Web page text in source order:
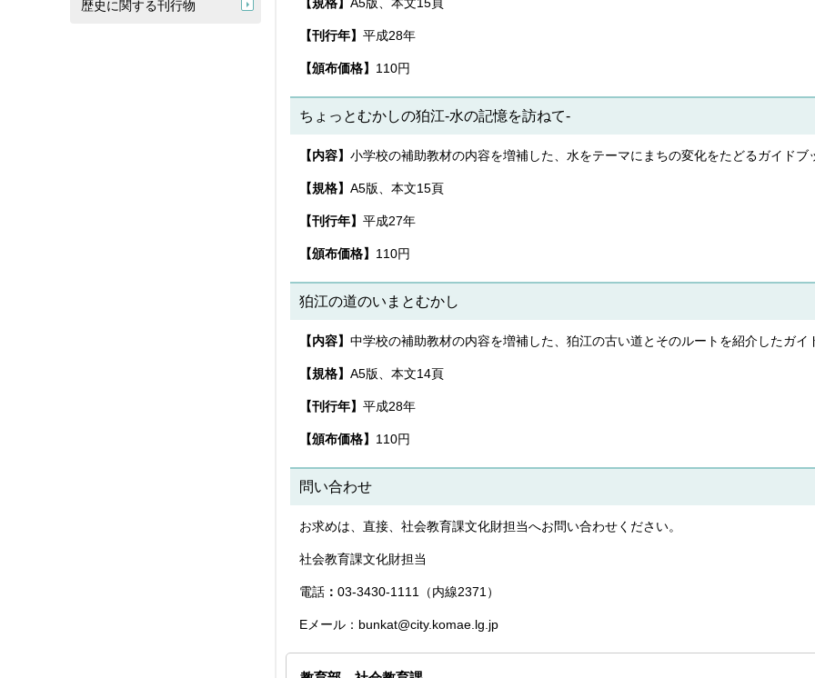
歴史に関する刊行物
【刊行年】 平成28年
【頒布価格】 110円
ちょっとむかしの狛江-水の記憶を訪ねて-
【内容】 小学校の補助教材の内容を増補した、水をテーマにまちの変化をたどるガイドブ
【規格】 A5版、本文15頁
【刊行年】 平成27年
【頒布価格】 110円
狛江の道のいまとむかし
【内容】 中学校の補助教材の内容を増補した、狛江の古い道とそのルートを紹介したガイ
【規格】 A5版、本文14頁
【刊行年】 平成28年
【頒布価格】 110円
問い合わせ
お求めは、直接、社会教育課文化財担当へお問い合わせください。
社会教育課文化財担当
電話 ： 03-3430-1111（内線2371）
Eメール：bunkat@city.komae.lg.jp